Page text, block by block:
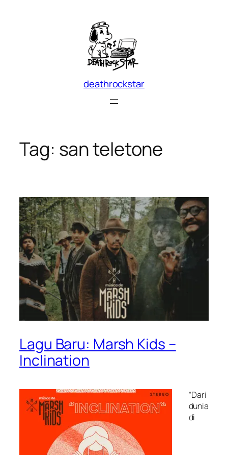
deathrockstar
Tag: san teletone
Lagu Baru: Marsh Kids –
Inclination
“Dari
dunia
di